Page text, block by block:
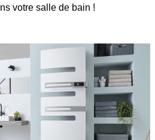
votre salle de bain !